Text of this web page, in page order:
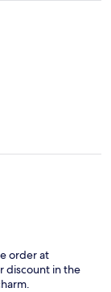
order at
discount in the